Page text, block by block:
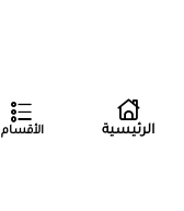
الرئيسية الأقسام